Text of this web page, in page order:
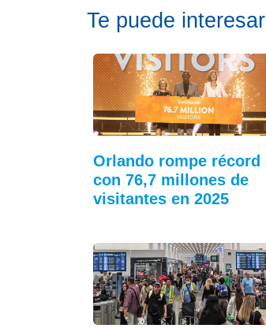
Te puede interesar
Orlando rompe récord
con 76,7 millones de
visitantes en 2025